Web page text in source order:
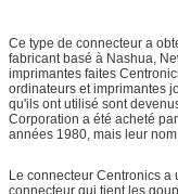
Ce type de connecteur a
fabricant basé à Nashua,
imprimantes faites
ordinateurs et imprimantes
qu'ils ont utilisé sont
Corporation a été acheté
années 1980, mais leur
Le connecteur Centronics a
connecteur qui tient les